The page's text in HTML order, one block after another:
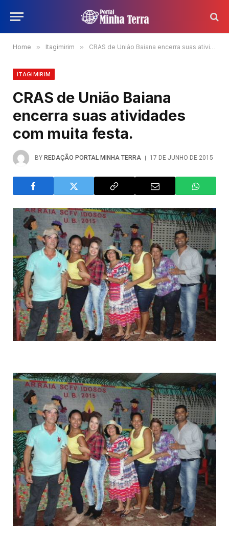
Home » Itagimirim » CRAS de União Baiana encerra suas atividades com muita festa.
ITAGIMIRIM
CRAS de União Baiana
encerra suas atividades
com muita festa.
BY REDAÇÃO PORTAL MINHA TERRA 17 DE JUNHO DE 2015